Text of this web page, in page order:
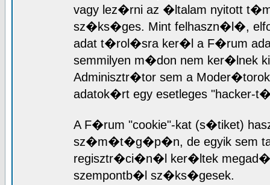
vagy lez�rni az �ltalam nyitott
sz�ks�ges. Mint felhaszn�l�,
adat t�rol�sra ker�l a F�rum
semmilyen m�don nem ker�lnek
Adminisztr�tor sem a
adatok�rt egy esetleges "hacker-
A F�rum "cookie"-kat (s�tiket)
sz�m�t�g�p�n, de egyik sem
regisztr�ci�n�l ker�ltek
szempontb�l sz�ks�gesek.